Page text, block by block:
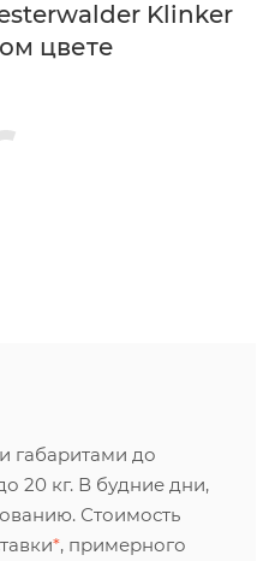
Klinker
цвете
габаритами до
20 кг. В будние дни,
Стоимость
*, примерного